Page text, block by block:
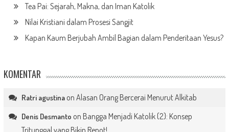
Tea Pai: Sejarah, Makna, dan Iman Katolik
Nilai Kristiani dalam Prosesi Sangjit
Kapan Kaum Berjubah Ambil Bagian dalam Penderitaan Yesus?
KOMENTAR
Ratri agustinaon Alasan Orang Bercerai Menurut Alkitab
Denis Desmanto on Bangga Menjadi Katolik (2): Konsep
Tritunggal yang Bikin Repot!